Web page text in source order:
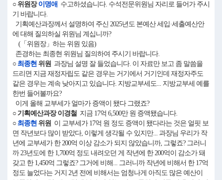
○ 위원장이명애 수고하셨습니다. 수석전문위원님 자리로 들어가 주시
기 바랍니다.
기획예산과장께서 설명하여 주신 2025년도 본예산 세입·세출예산안
에 대해 질의하실 위원님 계십니까?
(「위원장」하는 위원 있음)
존경하는 최종현 위원님 질의하여 주시기 바랍니다.
○ 최종현 위원 과장님 설명 잘 들었습니다. 이 자료만 보고 좀 말씀을
드리면 지금 재정자립도 같은 경우는 거기에서 거기인데 재정자주도
같은 경우는 계속 낮아지고 있습니다. 지방교부세도... 지방교부세 예를
한번 들어볼까요?
이게 올해 교부세가 얼마가 증액이 됐다 그랬죠?
○ 기획예산과장 이경철 지금 17억 6,500만 원 증액됐습니다.
○ 최종현 위원 이 교부세가 17억 원 정도 증액이 됐다라는 것은 얼핏 보
면 작년보다 많이 받았다, 이렇게 생각될 수 있지만... 과장님 우리가 작
년에 교부세가 한 200억 이상 감소가 되지 않았습니까, 그렇죠? 그러니
까 23년도에 한 1,700억 정도 내려오던 게 작년에 한 200억이 감소가 돼
갖고 한 1,450억 그렇죠? 그거에 비해... 그러니까 작년에 비해서 한 17억
정도 늘었다는 거지 2년 전에 비해서는 엄청나게 아직도 많은 예산이